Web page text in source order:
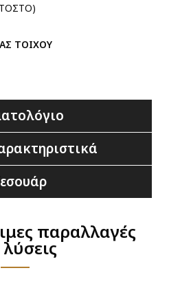
ΤΟΙΧΟΥ
παραλλαγές
λύσεις